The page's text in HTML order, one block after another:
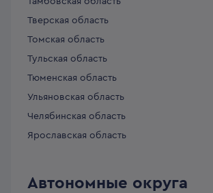
Тверская область
Томская область
Тульская область
Тюменская область
Ульяновская область
Челябинская область
Ярославская область
Автономные округа